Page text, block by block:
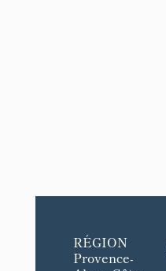
RÉGION
Provence-